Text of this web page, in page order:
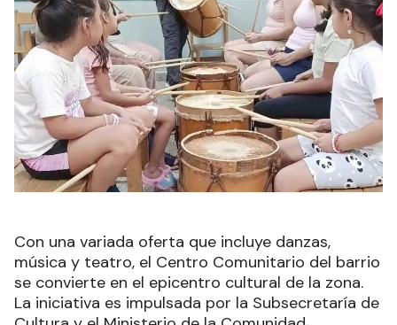
Con una variada oferta que incluye danzas,
música y teatro, el Centro Comunitario del barrio
se convierte en el epicentro cultural de la zona.
La iniciativa es impulsada por la Subsecretaría de